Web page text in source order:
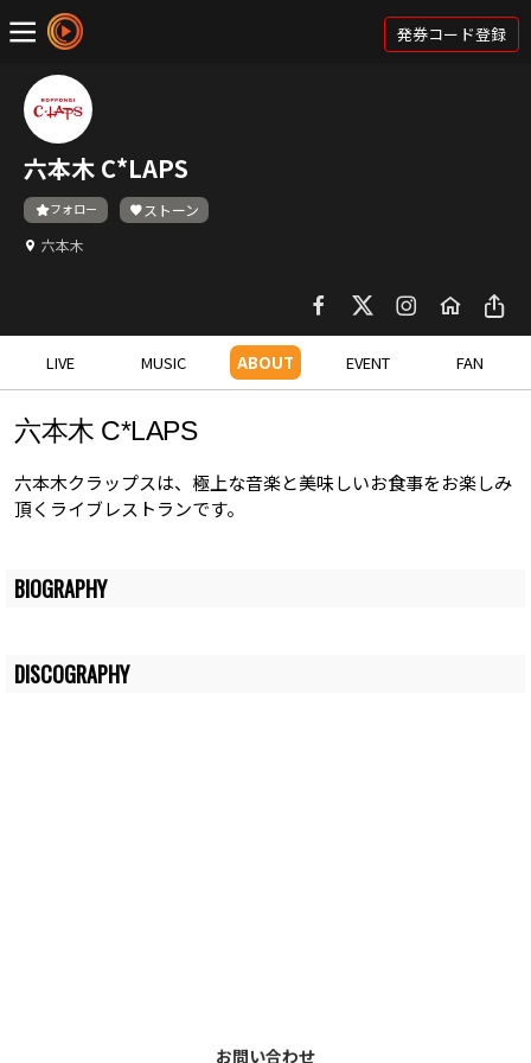
発券コード登録
六本木 C*LAPS
フォロー
ストーン
六本木
LIVE MUSIC ABOUT EVENT FAN
六本木 C*LAPS
六本木クラップスは、極上な音楽と美味しいお食事をお楽しみ
頂くライブレストランです。
BIOGRAPHY
DISCOGRAPHY
お問い合わせ